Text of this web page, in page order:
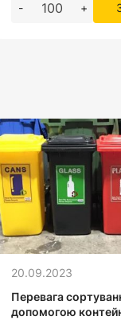
- +
20.09.2023
Перевага
допомогою